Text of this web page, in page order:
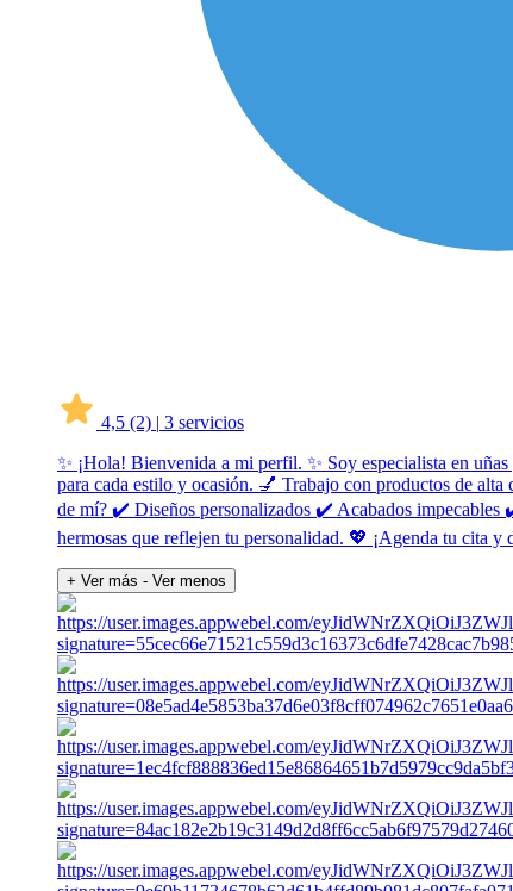
4,5 (2) | 3 servicios
✨ ¡Hola! Bienvenida a mi perfil. ✨ Soy especialista en
para cada estilo y ocasión. 💅 Trabajo con productos de
de mí? ✔️ Diseños personalizados ✔️ Acabados impecables
hermosas que reflejen tu personalidad. 💖 ¡Agenda tu cita y
+ Ver más - Ver menos